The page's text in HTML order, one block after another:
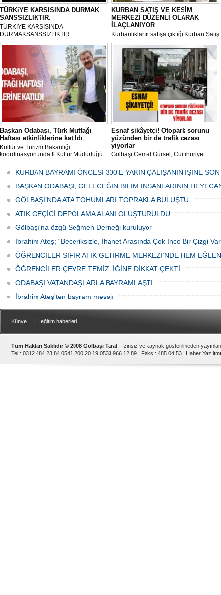
TÜRKiYE KARSISINDA DURMAK
SANSSIZLIKTIR.
TÜRKIYE KARSISINDA
DURMAKSANSSIZLIKTIR.
KURBAN SATIŞ VE KESİM
MERKEZİ DÜZENLİ OLARAK
İLAÇLANIYOR
Kurbanlıkların satışa çıktığı Kurban Satış
mikropların önüne geçilmesi amacıyla
her gün Gölbaşı Belediyesi ekipleri
tarafından düzenli olarak ilaçlanıyor.
Başkan Odabaşı, Türk Mutfağı
Haftası etkinliklerine katıldı
Kültür ve Turizm Bakanlığı
koordinasyonunda İl Kültür Müdürlüğü
Haftası" etkinlikleri Ankara'da devam
ediyor.
Esnaf şikâyetçi! Otopark sorunu
yüzünden bir de trafik cezası
yiyorlar
Gölbaşı Cemal Gürsel, Cumhuriyet
bulunan esnaf ve alışverişe gelen
vatandaşlar park cezaları yüzünden
canından bezdi.
KURBAN BAYRAMI ÖNCESİ 300'E YAKIN ÇALIŞANIN İŞİNE
BAŞKAN ODABAŞI, GELECEĞİN BİLİM İNSANLARININ
GÖLBAŞI’NDA ATA TOHUMLARI TOPRAKLA BULUŞTU
ATIK GEÇİCİ DEPOLAMA ALANI OLUŞTURULDU
Gölbaşı'na özgü Seğmen Derneği kuruluyor
İbrahim Ateş; “Beceriksizle, İhanet Arasında Çok İnce Bir Çizgi
ÖĞRENCİLER SIFIR ATIK GETİRME MERKEZİ’NDE HEM
ÖĞRENCİLER ÇEVRE TEMİZLİĞİNE DİKKAT ÇEKTİ
ODABAŞI VATANDAŞLARLA BAYRAMLAŞTI
İbrahim Ateş'ten bayram mesajı
Künye | eğitim haberleri
Tüm Hakları Saklıdır © 2008 Gölbaşı Taraf | İzinsiz ve kaynak gösterilmeden
Tel : 0312 484 23 84 0541 200 20 19 0533 966 12 89 | Faks : 485 04 53 | Haber Yazılımı